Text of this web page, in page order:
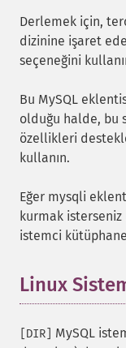
Derlemek için,
dizinine işaret
seçeneğini
Bu MySQL
olduğu halde, bu
özellikleri
kullanın.
Eğer mysqli
kurmak isterseniz
istemci
Linux
[DIR]
MySQL